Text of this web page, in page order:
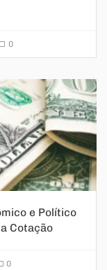
0
e Político
Cotação
0